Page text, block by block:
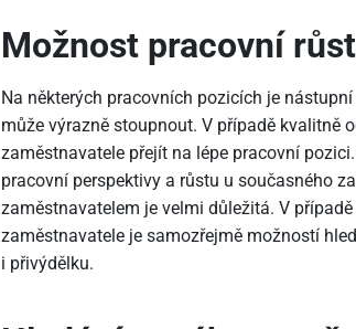
Možnost pracovní
Na některých pracovních pozicích je
může výrazně stoupnout. V případě kvalitně
zaměstnavatele přejít na lépe pracovní
pracovní perspektivy a růstu u současného
zaměstnavatelem je velmi důležitá. V
zaměstnavatele je samozřejmě možností
i přivýdělku.